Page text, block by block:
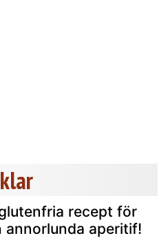
recept för
annorlunda aperitif!